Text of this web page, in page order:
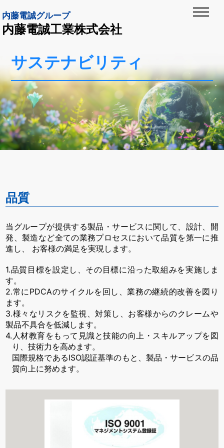
内藤電誠グループ
内藤電誠工業株式会社
サステナビリティ
品質
当グループが提供する製品・サービスに関して、設計、開
発、製造など全ての業務プロセスにおいて品質を第一に推
進し、
お客様の満足を実現します。
1.品質目標を設定し、その目標に沿った取組みを実施しま
す。
2.常にPDCAのサイクルを回し、業務の継続的改善を図り
ます。
3.様々なリスクを監視、対策し、お客様からのクレームや
製品不具合を低減します。
4.人材教育をもって見識と技能の向上・スキルアップを図
り、技術力を高めます。
国際規格であるISO認証基準のもと、製品・サービスの品
質向上に努めます。